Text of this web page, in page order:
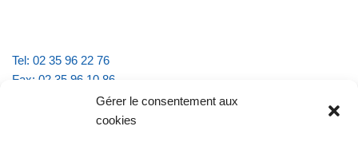
Gérer le consentement aux
cookies
Tel: 02 35 96 22 76
Fax: 02 35 96 10 86
Email : mairie.vattevillelarue@wanadoo.fr